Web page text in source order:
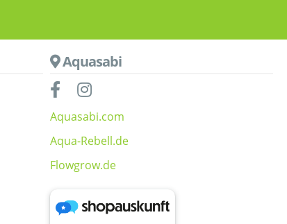
Aquasabi
Aquasabi.com
Aqua-Rebell.de
Flowgrow.de